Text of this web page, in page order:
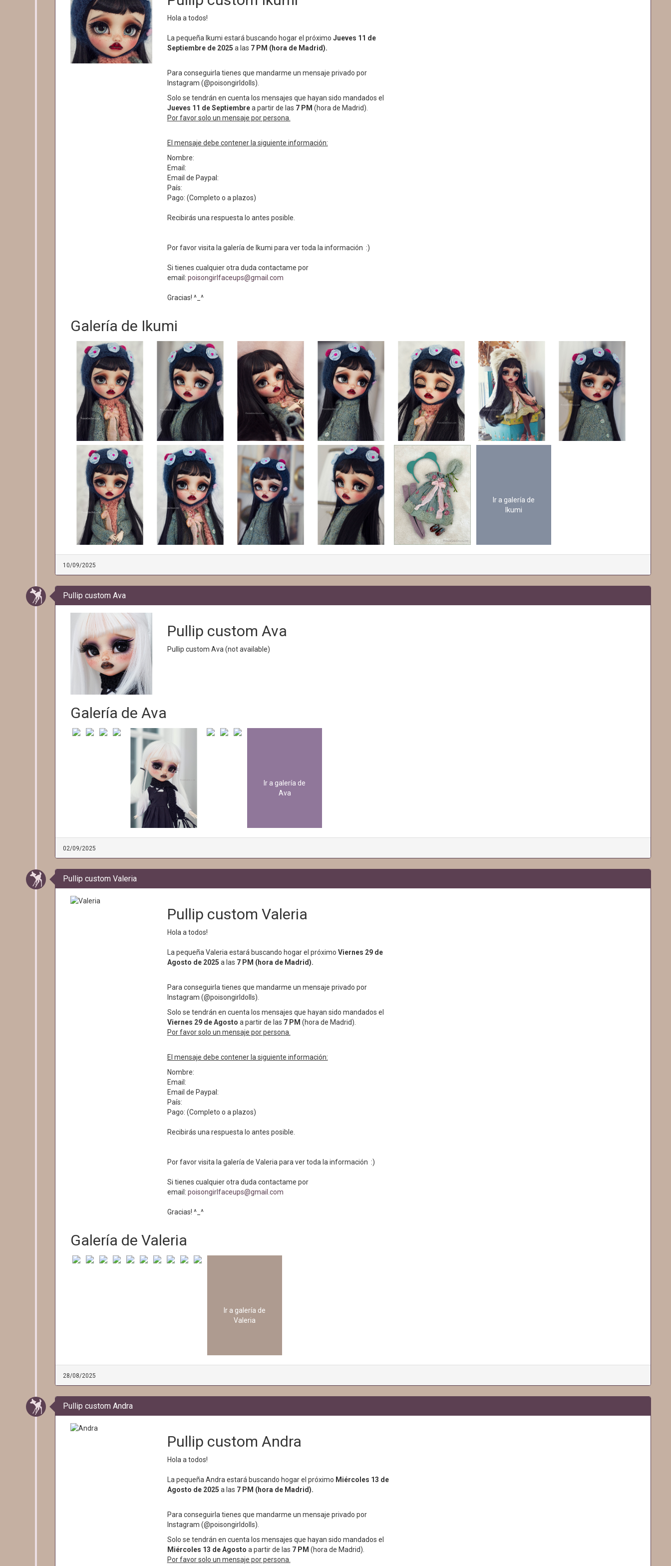
Hola a todos!
La pequeña Ikumi estará buscando hogar el próximo Jueves 11 de
Septiembre de 2025 a las 7 PM (hora de Madrid).
Para conseguirla tienes que mandarme un mensaje privado por
Instagram (@poisongirldolls).
Solo se tendrán en cuenta los mensajes que hayan sido mandados el
Jueves 11 de Septiembre a partir de las 7 PM (hora de Madrid).
Por favor solo un mensaje por persona.
El mensaje debe contener la siguiente información:
Nombre:
Email:
Email de Paypal:
País:
Pago: (Completo o a plazos)
Recibirás una respuesta lo antes posible.
Por favor visita la galería de Ikumi para ver toda la información :)
Si tienes cualquier otra duda contactame por
email: poisongirlfaceups@gmail.com
Gracias! ^_^
Galería de Ikumi
Ir a galería de
Ikumi
10/09/2025
Pullip custom Ava
Pullip custom Ava
Pullip custom Ava (not available)
Galería de Ava
Ir a galería de
Ava
02/09/2025
Pullip custom Valeria
Pullip custom Valeria
Hola a todos!
La pequeña Valeria estará buscando hogar el próximo Viernes 29 de
Agosto de 2025 a las 7 PM (hora de Madrid).
Para conseguirla tienes que mandarme un mensaje privado por
Instagram (@poisongirldolls).
Solo se tendrán en cuenta los mensajes que hayan sido mandados el
Viernes 29de Agosto a partir de las 7 PM (hora de Madrid).
Por favor solo un mensaje por persona.
El mensaje debe contener la siguiente información:
Nombre:
Email:
Email de Paypal:
País:
Pago: (Completo o a plazos)
Recibirás una respuesta lo antes posible.
Por favor visita la galería de Valeria para ver toda la información :)
Si tienes cualquier otra duda contactame por
email: poisongirlfaceups@gmail.com
Gracias! ^_^
Galería de Valeria
Ir a galería de
Valeria
28/08/2025
Pullip custom Andra
Pullip custom Andra
Hola a todos!
La pequeña Andra estará buscando hogar el próximo Miércoles 13 de
Agosto de 2025 a las 7 PM (hora de Madrid).
Para conseguirla tienes que mandarme un mensaje privado por
Instagram (@poisongirldolls).
Solo se tendrán en cuenta los mensajes que hayan sido mandados el
Miércoles 13 de Agosto a partir de las 7 PM (hora de Madrid).
Por favor solo un mensaje por persona.